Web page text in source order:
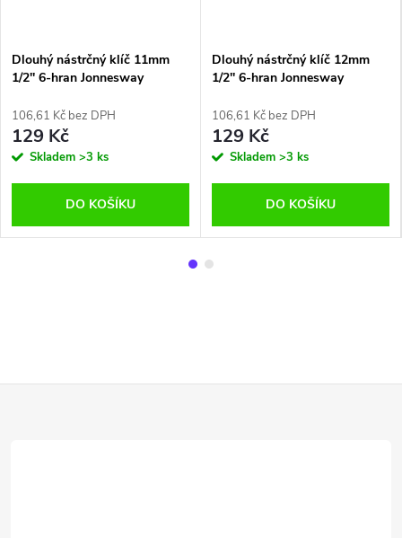
Dlouhý nástrčný klíč 11mm
1/2'' 6-hran Jonnesway
106,61 Kč bez DPH
129 Kč
Skladem >3 ks
DO KOŠÍKU
Dlouhý nástrčný klíč 12mm
1/2'' 6-hran Jonnesway
106,61 Kč bez DPH
129 Kč
Skladem >3 ks
DO KOŠÍKU